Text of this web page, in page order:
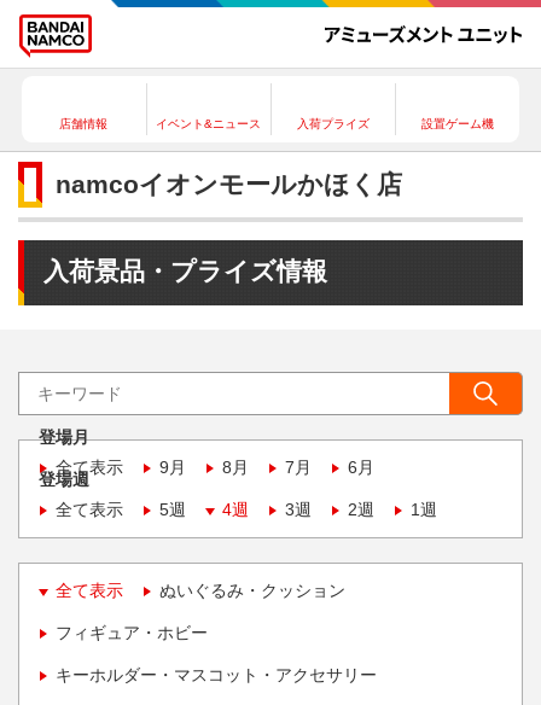
店舗情報 イベント&ニュース 入荷プライズ 設置ゲーム機
namcoイオンモールかほく店
入荷景品・プライズ情報
登場月
全て表示
9月 8月 7月 6月
登場週
全て表示
5週 4週 3週 2週 1週
全て表示 ぬいぐるみ・クッション
フィギュア・ホビー
キーホルダー・マスコット・アクセサリー